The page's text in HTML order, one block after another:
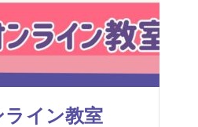
ライン教室